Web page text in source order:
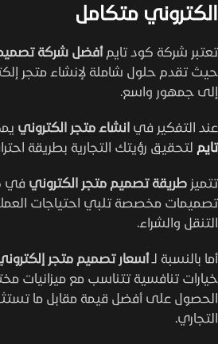
الكتروني متكامل
تعتبر شركة كود تايمأفضل شركة تصميم
حيث تقدم حلول شاملة لإنشاء متجر
إلى جمهور واسع.
عند التفكير في انشاء متجر الكتروني
تايم لتحقيق رؤيتك التجارية بطريقة
تتميز طريقة تصميم متجر الكتروني في
تصميمات مخصصة تلبي احتياجات
التنقل والشراء.
أما بالنسبة لـأسعار تصميم متجر
خيارات تنافسية تتناسب مع ميزانيات
الحصول على أفضل قيمة مقابل ما
التجاري.